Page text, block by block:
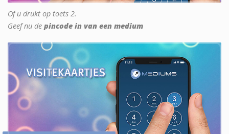
Of u drukt op toets 2.
Geef nu de pincode in van een medium